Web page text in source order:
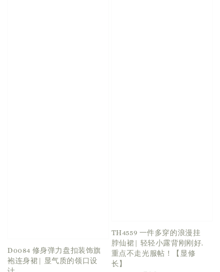
D0084 修身弹力盘扣装饰旗
袍连身裙| 显气质的领口设
TH4559 一件多穿的浪漫挂
脖仙裙| 轻轻小露背刚刚好.
重点不走光服帖！【显修
长】